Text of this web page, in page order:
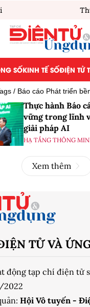
SỐKINH TẾ SỐĐIỆN TỬ
Báo cáo Phát triển
Thực hành Báo
vững trong lĩnh
giải pháp AI
HẠ TẦNG THÔNG
Xem thêm
TỬ VÀ
động tạp chí điện tử
2022
Hội Vô tuyến -